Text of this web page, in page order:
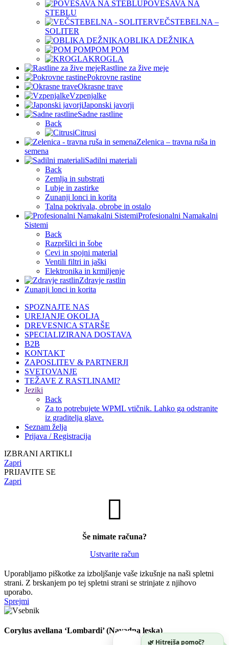
POVEŠAVA NA
STEBLU
VEČSTEBELNA –
SOLITER
OBLIKA DEŽNIKA
POM POM
KROGLA
Rastline za žive meje
Pokrovne rastine
Okrasne trave
Vzpenjalke
Japonski javorji
Sadne rastline
Back
Citrusi
Zelenica – travna ruša in
semena
Sadilni materiali
Back
Zemlja in substrati
Lubje in zastirke
Zunanji lonci in korita
Talna pokrivala, obrobe in ostalo
Profesionalni Namakalni
Sistemi
Back
Razpršilci in šobe
Cevi in spojni material
Ventili filtri in jaški
Elektronika in krmiljenje
Zdravje rastlin
Zunanji lonci in korita
SPOZNAJTE NAS
UREJANJE OKOLJA
DREVESNICA STARŠE
SPECIALIZIRANA DOSTAVA
B2B
KONTAKT
ZAPOSLITEV & PARTNERJI
SVETOVANJE
TEŽAVE Z RASTLINAMI?
Jeziki
Back
Za to potrebujete WPML vtičnik. Lahko ga odstranite
iz graditelja glave.
Seznam želja
Prijava / Registracija
IZBRANI ARTIKLI
Zapri
PRIJAVITE SE
Zapri
Še nimate računa?
Ustvarite račun
Uporabljamo piškotke za izboljšanje vaše izkušnje na naši spletni
strani. Z brskanjem po tej spletni strani se strinjate z njihovo
uporabo.
Sprejmi
Corylus avellana ‘Lombardi’ (Navadna leska)
🌿 Hitrejša pomoč?